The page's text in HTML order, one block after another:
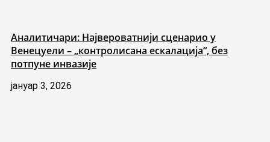
Аналитичари: Највероватнији сценарио у
Венецуели – „контролисана ескалација“, без
потпуне инвазије
јануар 3, 2026